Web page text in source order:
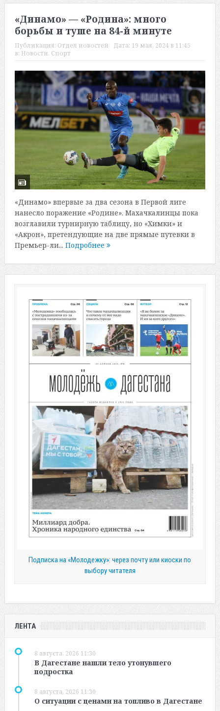
«Динамо» — «Родина»: много
борьбы и туше на 84-й минуте
Публикация: Отдел новостей Дата: 19 мая, 2024 в 11:45
в: Новости, Спорт
«Динамо» впервые за два сезона в Первой лиге
нанесло поражение «Родине». Махачкалинцы пока
возглавили турнирную таблицу, но «Химки» и
«Акрон», претендующие на две прямые путевки в
Премьер-ли... Подробнее
Подписка на «Молодежку»: через почту или киоски по
выбору читателя
ЛЕНТА
8 августа, 2026 11:30
В Дагестане нашли тело утонувшего
подростка
8 августа, 2026 11:30
О ситуации с ценами на топливо в Дагестане